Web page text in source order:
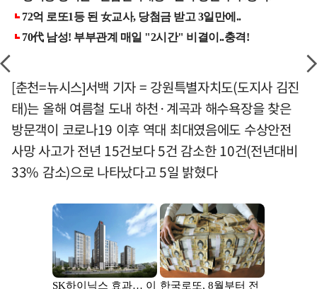
[춘천=뉴시스]서백 기자 = 강원특별자치도(도지사 김진
태)는 올해 여름철 도내 하천·계곡과 해수욕장을 찾은
방문객이 코로나19 이후 역대 최대였음에도 수상안전
사망 사고가 전년 15건보다 5건 감소한 10건(전년대비
33% 감소)으로 나타났다고 5일 밝혔다